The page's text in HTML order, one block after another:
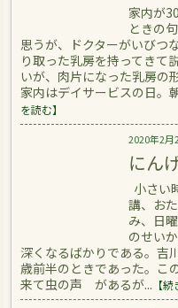
家内が
ときの
思うが、ドクターがいびつ
り取った乳房を持ってきて
いが、肉片になった乳房の
家内はデイサービスの日。
を読む】
2020年2月
にん
小さい
講、お
み、日
のせい
深くなるばかりである。吉
歳前半のときであった。こ
来て虫の声 があるが... 【